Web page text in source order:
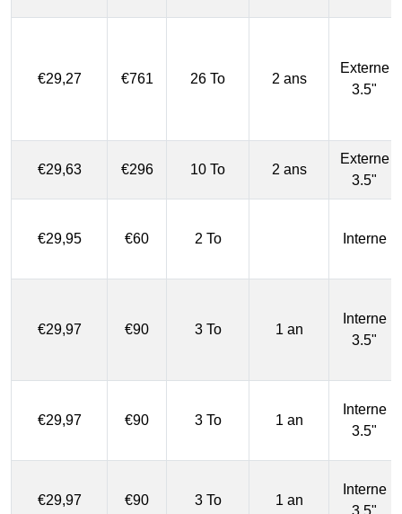
€29,27 €761 26 To 2 ans
Externe
3.5"
€29,63 €296 10 To 2 ans
Externe
3.5"
€29,95 €60 2 To Interne
€29,97 €90 3 To 1 an
Interne
3.5"
€29,97 €90 3 To 1 an
Interne
3.5"
€29,97 €90 3 To 1 an
Interne
3.5"